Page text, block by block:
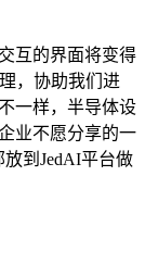
互的界面将变得
，协助我们进
一样，半导体设
业不愿分享的一
放到JedAI平台做